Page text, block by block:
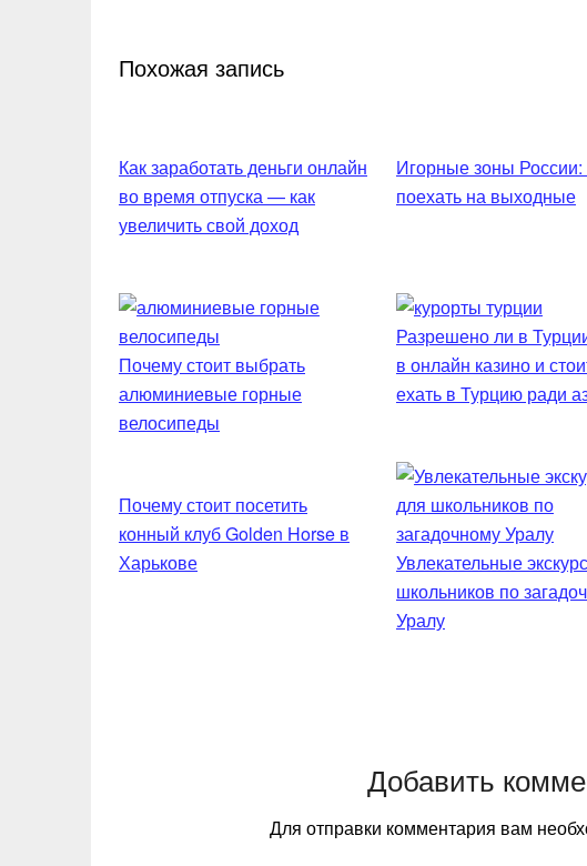
Похожая запись
Как заработать деньги онлайн
во время отпуска — как
увеличить свой доход
Игорные зоны России:
поехать на выходные
Почему стоит выбрать
алюминиевые горные
велосипеды
Разрешено ли в
в онлайн казино и
ехать в Турцию ради
Почему стоит посетить
конный клуб Golden Horse в
Харькове
Увлекательные
школьников по
Уралу
Добавить
Для отправки комментария вам